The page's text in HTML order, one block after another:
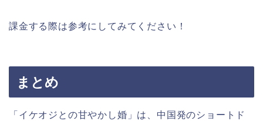
課金する際は参考にしてみてください！
まとめ
「イケオジとの甘やかし婚」は、中国発のショートド